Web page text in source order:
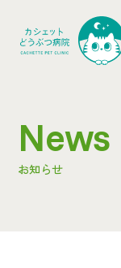
News
お知らせ